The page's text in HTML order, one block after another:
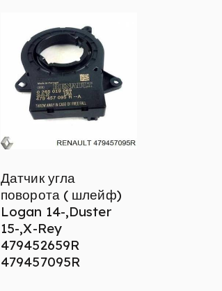
Датчик угла
поворота ( шлейф)
Logan 14-,Duster
15-,X-Rey
479452659R
479457095R